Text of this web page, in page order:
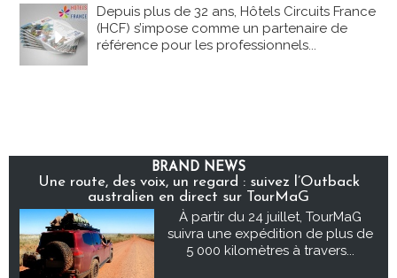
Depuis plus de 32 ans, Hôtels Circuits France
(HCF) s’impose comme un partenaire de
référence pour les professionnels...
BRAND NEWS
Une route, des voix, un regard : suivez l’Outback
australien en direct sur TourMaG
À partir du 24 juillet, TourMaG
suivra une expédition de plus de
5 000 kilomètres à travers...